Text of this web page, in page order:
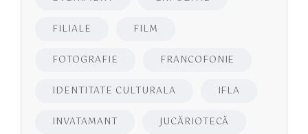
FILIALE FILM
FOTOGRAFIE FRANCOFONIE
IDENTITATE CULTURALA IFLA
INVATAMANT JUCĂRIOTECĂ